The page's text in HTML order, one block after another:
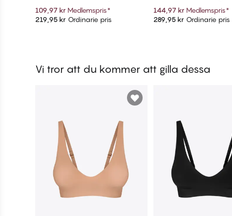
Lägg till i varukorg
109,97 kr Medlemspris*
219,95 kr Ordinarie pris Lägg till i varukorg
144,97 kr Medlemspris*
289,95 kr Ordinarie pris
Vi tror att du kommer att gilla dessa